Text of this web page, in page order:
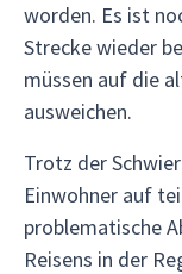
worden. Es ist
Strecke wieder
müssen auf die
ausweichen.
Trotz der
Einwohner auf
problematische
Reisens in der